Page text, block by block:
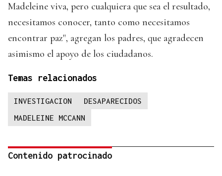
Madeleine viva, pero cualquiera que sea el resultado,
necesitamos conocer, tanto como necesitamos
encontrar paz", agregan los padres, que agradecen
asimismo el apoyo de los ciudadanos.
Temas relacionados
INVESTIGACION
DESAPARECIDOS
MADELEINE MCCANN
Contenido patrocinado